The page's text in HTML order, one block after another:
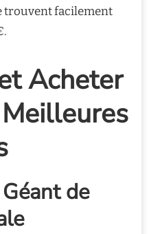
trouvent facilement
Acheter
de